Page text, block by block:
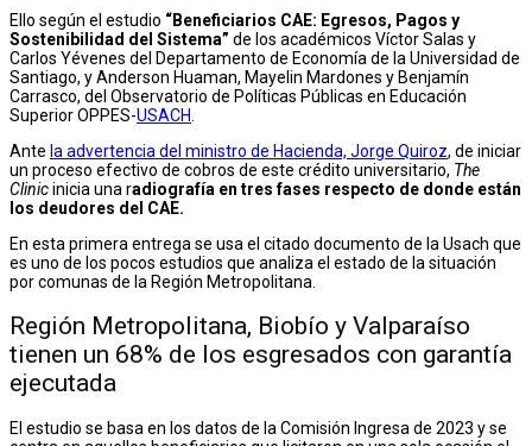
Ello según el estudio “Beneficiarios CAE: Egresos, Pagos y
Sostenibilidad del Sistema” de los académicos Víctor Salas y
Carlos Yévenes del Departamento de Economía de la Universidad de
Santiago, y Anderson Huaman, Mayelin Mardones y Benjamín
Carrasco, del Observatorio de Políticas Públicas en Educación
Superior OPPES-USACH
Ante la advertencia del ministro de Hacienda, Jorge Quiroz, de iniciar
un proceso efectivo de cobros de este crédito universitario, The
Clinicinicia una radiografía en tres fases respecto de donde están
los deudores del CAE.
En esta primera entrega se usa el citado documento de la Usach que
es uno de los pocos estudios que analiza el estado de la situación
por comunas de la Región Metropolitana.
Región Metropolitana, Biobío y Valparaíso
tienen un 68% de los esgresados con garantía
ejecutada
El estudio se basa en los datos de la Comisión Ingresa de 2023 y se